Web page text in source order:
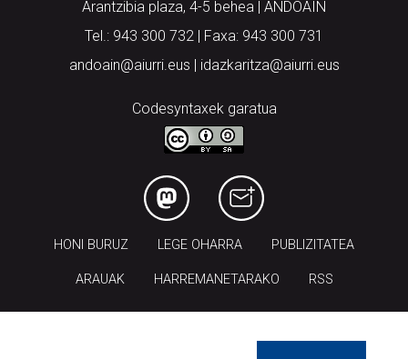
Arantzibia plaza, 4-5 behea | ANDOAIN
Tel.: 943 300 732 | Faxa: 943 300 731
andoain@aiurri.eus | idazkaritza@aiurri.eus
Codesyntaxek garatua
HONI BURUZ LEGE OHARRA PUBLIZITATEA
ARAUAK HARREMANETARAKO RSS